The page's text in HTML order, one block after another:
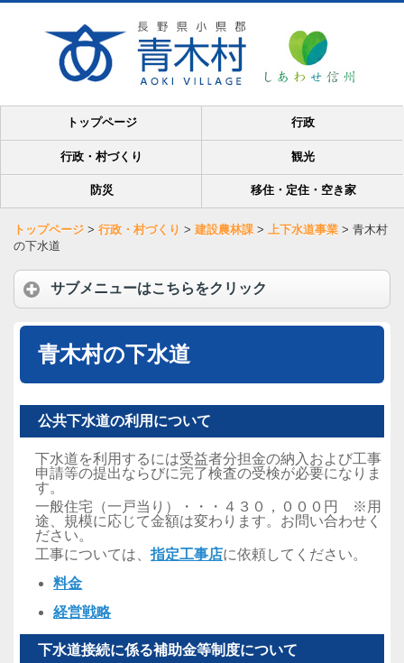
トップページ 行政
行政・村づくり 観光
防災 移住・定住・空き家
トップページ > 行政・村づくり > 建設農林課 > 上下水道事業 > 青木村
の下水道
サブメニューはこちらをクリック
青木村の下水道
公共下水道の利用について
下水道を利用するには受益者分担金の納入および工事
申請等の提出ならびに完了検査の受検が必要になりま
す。
一般住宅（一戸当り）・・・４３０，０００円 ※用
途、規模に応じて金額は変わります。お問い合わせく
ださい。
工事については、指定工事店に依頼してください。
料金
経営戦略
下水道接続に係る補助金等制度について